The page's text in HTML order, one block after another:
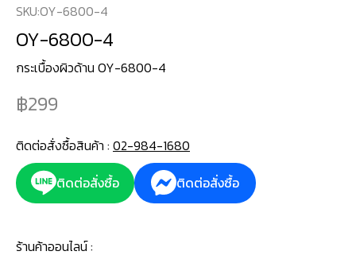
SKU:OY-6800-4
OY-6800-4
กระเบื้องผิวด้าน OY-6800-4
299
ติดต่อสั่งซื้อสินค้า : 02-984-1680
ติดต่อสั่งซื้อ
ติดต่อสั่งซื้อ
ร้านค้าออนไลน์ :